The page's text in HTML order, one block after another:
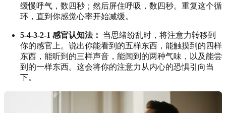
缓慢呼气，数四秒；然后屏住呼吸，数四秒。重复这个循
环，直到你感觉心率开始减缓。
5-4-3-2-1 感官认知法：
当思绪纷乱时，将注意力转移到
你的感官上。说出你能看到的五样东西，能触摸到的四样
东西，能听到的三样声音，能闻到的两种气味，以及能尝
到的一样东西。这会将你的注意力从内心的恐惧引向当
下。